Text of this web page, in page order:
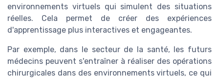
environnements virtuels qui simulent des situations
réelles. Cela permet de créer des expériences
d'apprentissage plus interactives et engageantes.
Par exemple, dans le secteur de la santé, les futurs
médecins peuvent s'entraîner à réaliser des opérations
chirurgicales dans des environnements virtuels, ce qui